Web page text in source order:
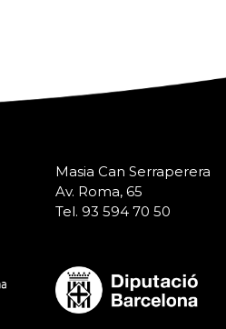
Masia Can Serraperera
Av. Roma, 65
Tel. 93 594 70 50